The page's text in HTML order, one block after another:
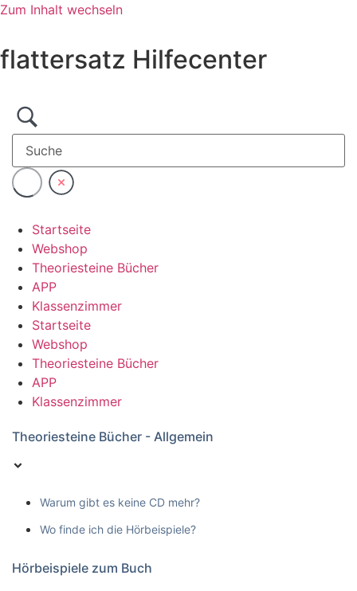
Zum Inhalt wechseln
flattersatz Hilfecenter
Startseite
Webshop
Theoriesteine Bücher
APP
Klassenzimmer
Startseite
Webshop
Theoriesteine Bücher
APP
Klassenzimmer
Theoriesteine Bücher - Allgemein
Warum gibt es keine CD mehr?
Wo finde ich die Hörbeispiele?
Hörbeispiele zum Buch